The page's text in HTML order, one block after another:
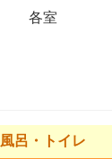
各室
風呂・トイレ